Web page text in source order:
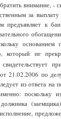
внимание, -
за выплату
предъявляет к
основанием
который не
от 21.02.2006 по
из ответа на
поскольку